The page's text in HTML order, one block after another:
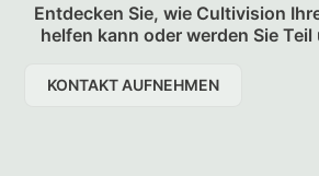
Entdecken Sie, wie Cultivision
helfen kann oder werden Sie Teil
KONTAKT AUFNEHMEN